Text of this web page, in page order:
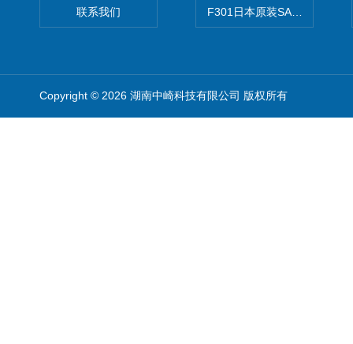
联系我们 F301日本原装SANAI三爱旋
Copyright © 2026 湖南中崎科技有限公司 版权所有